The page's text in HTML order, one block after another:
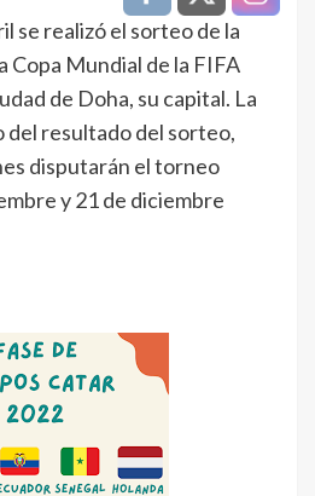
se realizó el sorteo de la
Copa Mundial de la FIFA
de Doha, su capital. La
del resultado del sorteo,
disputarán el torneo
y 21 de diciembre